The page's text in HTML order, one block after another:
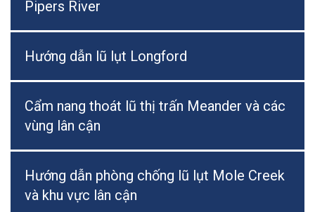
Pipers River
Hướng dẫn lũ lụt Longford
Cẩm nang thoát lũ thị trấn Meander và các
vùng lân cận
Hướng dẫn phòng chống lũ lụt Mole Creek
và khu vực lân cận